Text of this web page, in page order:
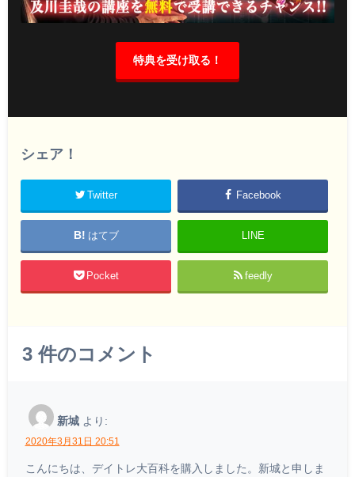
特典を受け取る！
シェア！
Twitter Facebook
はてブ LINE
Pocket feedly
3件のコメント
新城 より:
2020年3月31日 20:51
こんにちは、デイトレ大百科を購入しました。新城と申しま